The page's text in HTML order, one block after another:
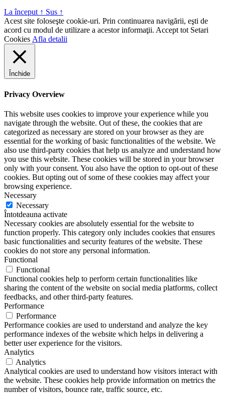
La început ↑ Sus ↑
Acest site foloseşte cookie-uri. Prin continuarea navigării, eşti de
acord cu modul de utilizare a acestor informaţii. Accept tot Setari
Cookies Afla detalii
Închide
Privacy Overview
This website uses cookies to improve your experience while you
navigate through the website. Out of these, the cookies that are
categorized as necessary are stored on your browser as they are
essential for the working of basic functionalities of the website. We
also use third-party cookies that help us analyze and understand how
you use this website. These cookies will be stored in your browser
only with your consent. You also have the option to opt-out of these
cookies. But opting out of some of these cookies may affect your
browsing experience.
Necessary
Necessary
Întotdeauna activate
Necessary cookies are absolutely essential for the website to
function properly. This category only includes cookies that ensures
basic functionalities and security features of the website. These
cookies do not store any personal information.
Functional
Functional
Functional cookies help to perform certain functionalities like
sharing the content of the website on social media platforms, collect
feedbacks, and other third-party features.
Performance
Performance
Performance cookies are used to understand and analyze the key
performance indexes of the website which helps in delivering a
better user experience for the visitors.
Analytics
Analytics
Analytical cookies are used to understand how visitors interact with
the website. These cookies help provide information on metrics the
number of visitors, bounce rate, traffic source, etc.